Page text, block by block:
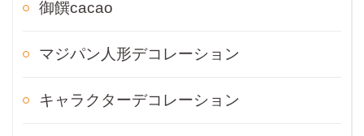
御饌cacao
マジパン人形デコレーション
キャラクターデコレーション